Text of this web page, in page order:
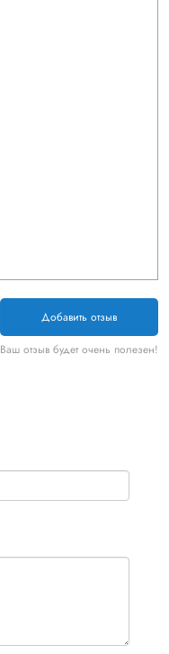
Добавить отзыв
Ваш отзыв будет очень полезен!